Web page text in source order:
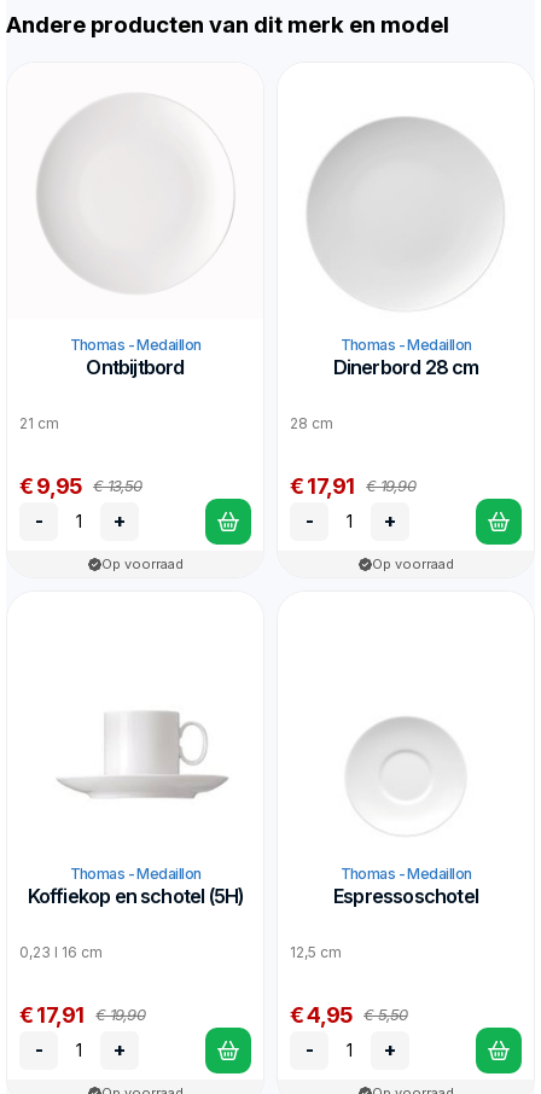
Andere producten van dit merk en model
Thomas - Medaillon
Ontbijtbord
21 cm
€ 9,95 € 13,50
- +
Op voorraad
Thomas - Medaillon
Dinerbord 28 cm
28 cm
€ 17,91 € 19,90
- +
Op voorraad
Thomas - Medaillon
Koffiekop en schotel (5H)
0,23 l 16 cm
€ 17,91 € 19,90
- +
Thomas - Medaillon
Espressoschotel
12,5 cm
€ 4,95 € 5,50
- +